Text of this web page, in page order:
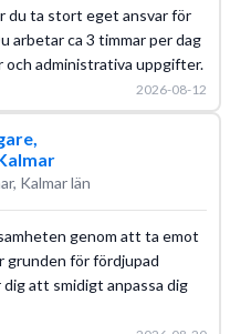
du ta stort eget ansvar för
arbetar ca 3 timmar per dag
och administrativa uppgifter.
2026-08-12
Kalmar län
genom att ta emot
grunden för fördjupad
att smidigt anpassa dig